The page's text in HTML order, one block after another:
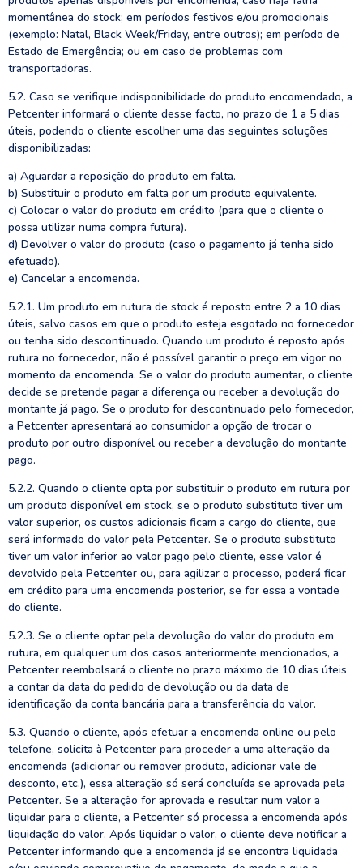
momentânea do stock; em períodos festivos e/ou promocionais
(exemplo: Natal, Black Week/Friday, entre outros); em período de
Estado de Emergência; ou em caso de problemas com
transportadoras.
5.2. Caso se verifique indisponibilidade do produto encomendado, a
Petcenter informará o cliente desse facto, no prazo de 1 a 5 dias
úteis, podendo o cliente escolher uma das seguintes soluções
disponibilizadas:
a) Aguardar a reposição do produto em falta.
b) Substituir o produto em falta por um produto equivalente.
c) Colocar o valor do produto em crédito (para que o cliente o
possa utilizar numa compra futura).
d) Devolver o valor do produto (caso o pagamento já tenha sido
efetuado).
e) Cancelar a encomenda.
5.2.1. Um produto em rutura de stock é reposto entre 2 a 10 dias
úteis, salvo casos em que o produto esteja esgotado no fornecedor
ou tenha sido descontinuado. Quando um produto é reposto após
rutura no fornecedor, não é possível garantir o preço em vigor no
momento da encomenda. Se o valor do produto aumentar, o cliente
decide se pretende pagar a diferença ou receber a devolução do
montante já pago. Se o produto for descontinuado pelo fornecedor,
a Petcenter apresentará ao consumidor a opção de trocar o
produto por outro disponível ou receber a devolução do montante
pago.
5.2.2. Quando o cliente opta por substituir o produto em rutura por
um produto disponível em stock, se o produto substituto tiver um
valor superior, os custos adicionais ficam a cargo do cliente, que
será informado do valor pela Petcenter. Se o produto substituto
tiver um valor inferior ao valor pago pelo cliente, esse valor é
devolvido pela Petcenter ou, para agilizar o processo, poderá ficar
em crédito para uma encomenda posterior, se for essa a vontade
do cliente.
5.2.3. Se o cliente optar pela devolução do valor do produto em
rutura, em qualquer um dos casos anteriormente mencionados, a
Petcenter reembolsará o cliente no prazo máximo de 10 dias úteis
a contar da data do pedido de devolução ou da data de
identificação da conta bancária para a transferência do valor.
5.3. Quando o cliente, após efetuar a encomenda online ou pelo
telefone, solicita à Petcenter para proceder a uma alteração da
encomenda (adicionar ou remover produto, adicionar vale de
desconto, etc.), essa alteração só será concluída se aprovada pela
Petcenter. Se a alteração for aprovada e resultar num valor a
liquidar para o cliente, a Petcenter só processa a encomenda após
liquidação do valor. Após liquidar o valor, o cliente deve notificar a
Petcenter informando que a encomenda já se encontra liquidada